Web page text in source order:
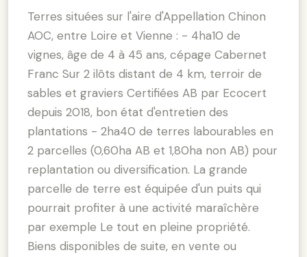
Terres situées sur l'aire d'Appellation Chinon
AOC, entre Loire et Vienne : - 4ha10 de
vignes, âge de 4 à 45 ans, cépage Cabernet
Franc Sur 2 ilôts distant de 4 km, terroir de
sables et graviers Certifiées AB par Ecocert
depuis 2018, bon état d'entretien des
plantations - 2ha40 de terres labourables en
2 parcelles (0,60ha AB et 1,80ha non AB) pour
replantation ou diversification. La grande
parcelle de terre est équipée d'un puits qui
pourrait profiter à une activité maraîchère
par exemple Le tout en pleine propriété.
Biens disponibles de suite, en vente ou